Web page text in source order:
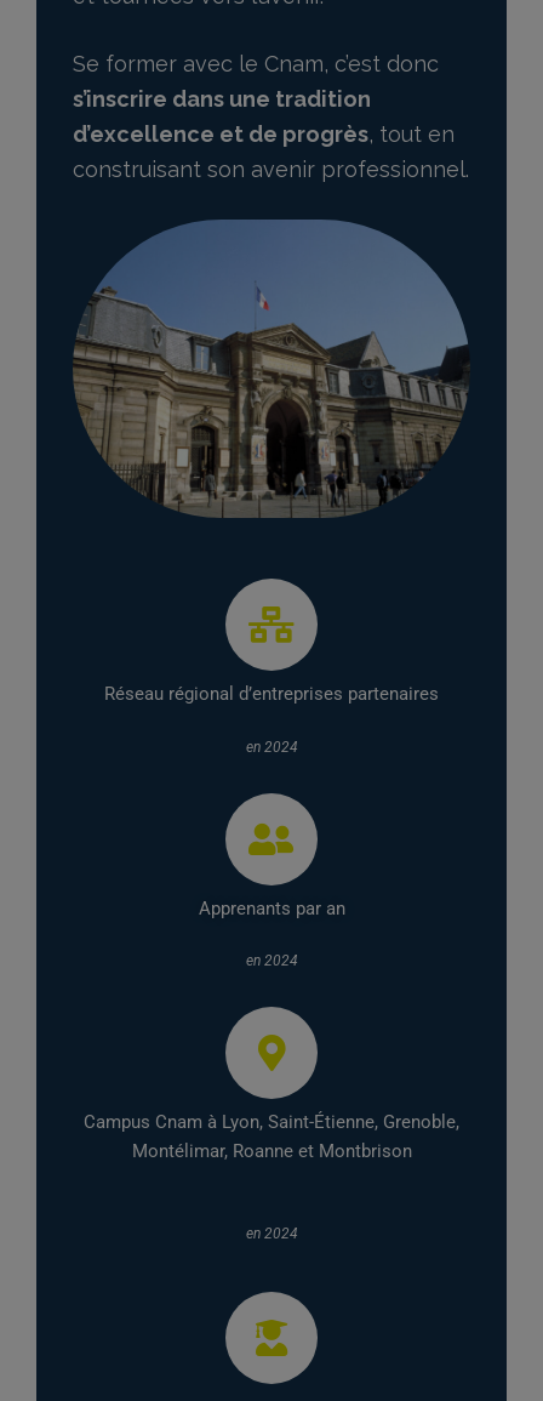
Se former avec le Cnam, c’est donc
s’inscrire dans une tradition
d’excellence et de progrès, tout en
construisant son avenir professionnel.
Réseau régional d’entreprises partenaires
en 2024
Apprenants par an
en 2024
Campus Cnam à Lyon, Saint-Étienne, Grenoble,
Montélimar, Roanne et Montbrison
en 2024